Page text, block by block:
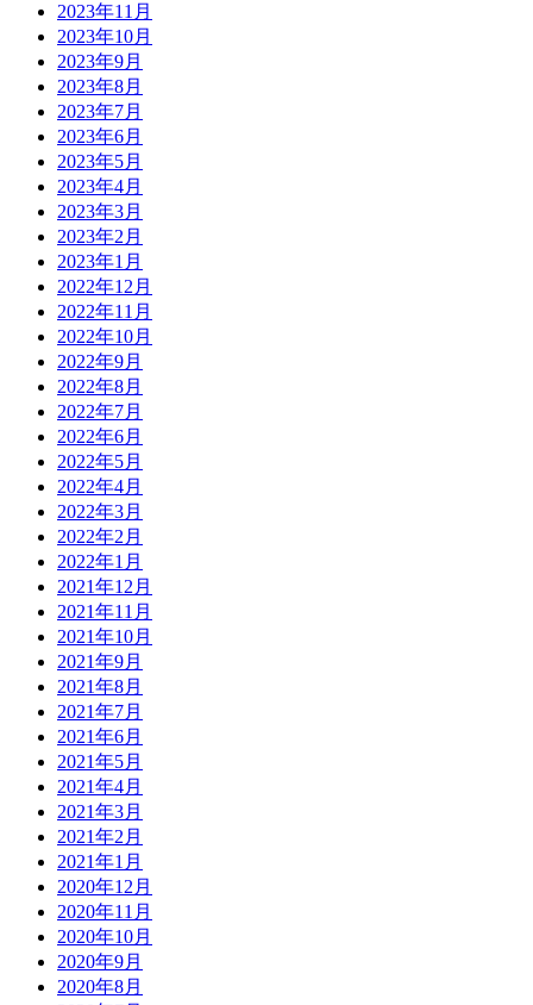
2023年11月
2023年10月
2023年9月
2023年8月
2023年7月
2023年6月
2023年5月
2023年4月
2023年3月
2023年2月
2023年1月
2022年12月
2022年11月
2022年10月
2022年9月
2022年8月
2022年7月
2022年6月
2022年5月
2022年4月
2022年3月
2022年2月
2022年1月
2021年12月
2021年11月
2021年10月
2021年9月
2021年8月
2021年7月
2021年6月
2021年5月
2021年4月
2021年3月
2021年2月
2021年1月
2020年12月
2020年11月
2020年10月
2020年9月
2020年8月